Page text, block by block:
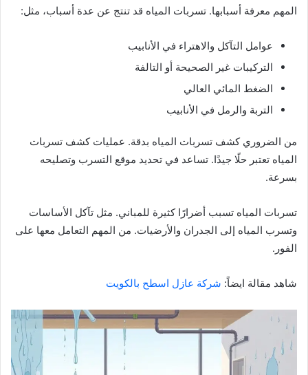
المهم معرفة أسبابها. تسربات المياه قد تنتج عن عدة أسباب، مثل:
عوامل التآكل والاهتراء في الأنابيب
التركيبات غير الصحيحة أو التالفة
الضغط المائي العالي
التربة والرمل في الأنابيب
من الضروري كشف تسربات المياه بدقة. عمليات كشف تسربات
المياه تعتبر حلًا جيدًا. تساعد في تحديد موقع التسرب وتصليحه
بسرعة.
تسربات المياه تسبب أضرارًا كثيرة للمباني. مثل تآكل الأساسات
وتسرب المياه إلى الجدران والأرضيات. من المهم التعامل معها على
الفور.
شاهد مقالة ايضاً: شركة عازل اسطح بالكويت